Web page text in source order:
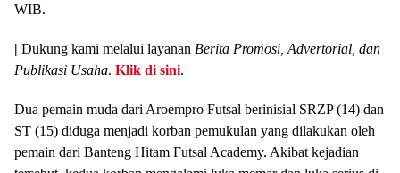
WIB.
| Dukung kami melalui layanan Berita Promosi, Advertorial, dan
Publikasi Usaha. Klik di sini.
Dua pemain muda dari Aroempro Futsal berinisial SRZP (14) dan
ST (15) diduga menjadi korban pemukulan yang dilakukan oleh
pemain dari Banteng Hitam Futsal Academy. Akibat kejadian